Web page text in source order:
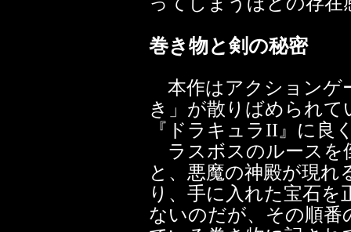
巻き物と剣の秘密
本作はアクションゲ
き」が散りばめられ
『ドラキュラII』に良
ラスボスのルースを
と、悪魔の神殿が現れ
り、手に入れた宝石
ないのだが、その順